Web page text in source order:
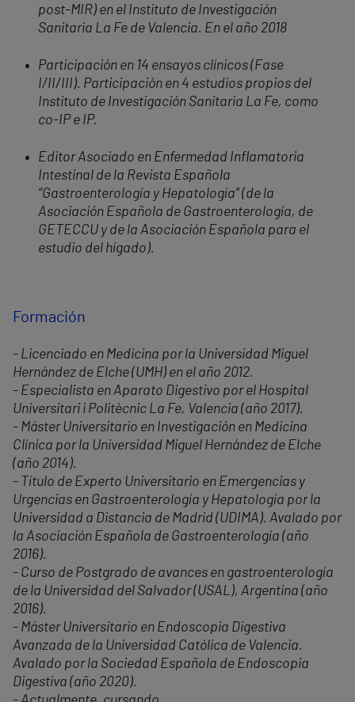
post-MIR) en el Instituto de Investigación
Sanitaria La Fe de Valencia. En el año 2018
Participación en 14 ensayos clínicos (Fase
I/II/III). Participación en 4 estudios propios del
Instituto de Investigación Sanitaria La Fe, como
co-IP e IP.
Editor Asociado en Enfermedad Inflamatoria
Intestinal de la Revista Española
“Gastroenterología y Hepatología” (de la
Asociación Española de Gastroenterología, de
GETECCU y de la Asociación Española para el
estudio del hígado).
Formación
- Licenciado en Medicina por la Universidad Miguel
Hernández de Elche (UMH) en el año 2012.
- Especialista en Aparato Digestivo por el Hospital
Universitari i Politècnic La Fe, Valencia (año 2017).
- Máster Universitario en Investigación en Medicina
Clínica por la Universidad Miguel Hernández de Elche
(año 2014).
- Título de Experto Universitario en Emergencias y
Urgencias en Gastroenterología y Hepatología por la
Universidad a Distancia de Madrid (UDIMA). Avalado por
la Asociación Española de Gastroenterología (año
2016).
- Curso de Postgrado de avances en gastroenterología
de la Universidad del Salvador (USAL), Argentina (año
2016).
- Máster Universitario en Endoscopia Digestiva
Avanzada de la Universidad Católica de Valencia.
Avalado por la Sociedad Española de Endoscopia
Digestiva (año 2020).